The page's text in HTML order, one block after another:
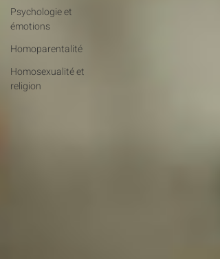
Psychologie et
émotions
Homoparentalité
Homosexualité et
religion